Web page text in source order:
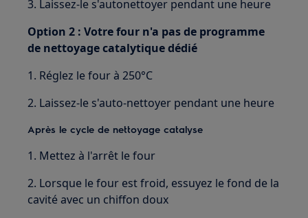
3. Laissez-le s'autonettoyer pendant une heure
Option 2 : Votre four n'a pas de programme
de nettoyage catalytique dédié
1. Réglez le four à 250°C
2. Laissez-le s'auto-nettoyer pendant une heure
Après le cycle de nettoyage catalyse
1. Mettez à l'arrêt le four
2. Lorsque le four est froid, essuyez le fond de la
cavité avec un chiffon doux